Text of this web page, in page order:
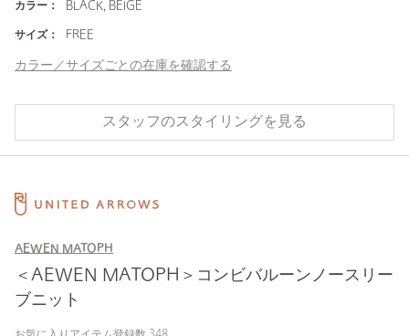
カラー： BLACK, BEIGE
サイズ： FREE
カラー／サイズごとの在庫を確認する
スタッフのスタイリングを見る
AEWEN MATOPH
＜AEWEN MATOPH＞コンビバルーンノースリー
ブニット